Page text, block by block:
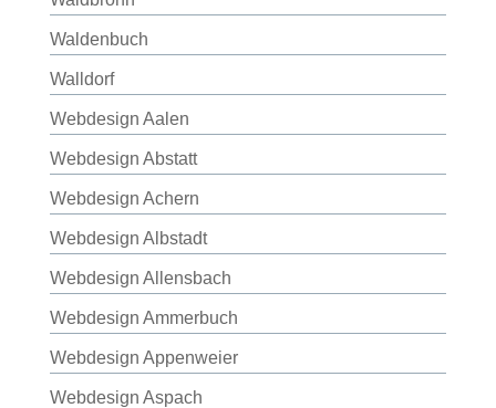
Waldenbuch
Walldorf
Webdesign Aalen
Webdesign Abstatt
Webdesign Achern
Webdesign Albstadt
Webdesign Allensbach
Webdesign Ammerbuch
Webdesign Appenweier
Webdesign Aspach